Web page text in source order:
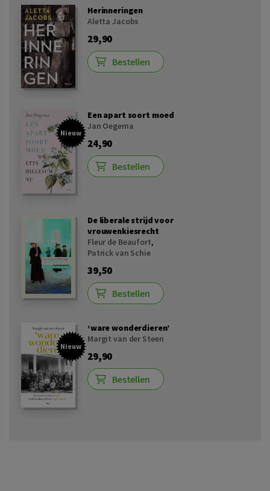
Herinneringen
Aletta Jacobs
29,90
Bestellen
Nieuw
Een apart soort moed
Jan Oegema
24,90
Bestellen
De liberale strijd voor
vrouwenkiesrecht
Fleur de Beaufort,
Patrick van Schie
39,50
Bestellen
Nieuw
‘ware wonderdieren’
Margit van der Steen
29,90
Bestellen